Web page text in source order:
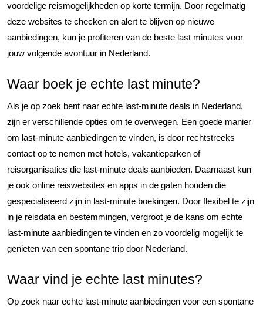
voordelige reismogelijkheden op korte termijn. Door regelmatig
deze websites te checken en alert te blijven op nieuwe
aanbiedingen, kun je profiteren van de beste last minutes voor
jouw volgende avontuur in Nederland.
Waar boek je echte last minute?
Als je op zoek bent naar echte last-minute deals in Nederland,
zijn er verschillende opties om te overwegen. Een goede manier
om last-minute aanbiedingen te vinden, is door rechtstreeks
contact op te nemen met hotels, vakantieparken of
reisorganisaties die last-minute deals aanbieden. Daarnaast kun
je ook online reiswebsites en apps in de gaten houden die
gespecialiseerd zijn in last-minute boekingen. Door flexibel te zijn
in je reisdata en bestemmingen, vergroot je de kans om echte
last-minute aanbiedingen te vinden en zo voordelig mogelijk te
genieten van een spontane trip door Nederland.
Waar vind je echte last minutes?
Op zoek naar echte last-minute aanbiedingen voor een spontane